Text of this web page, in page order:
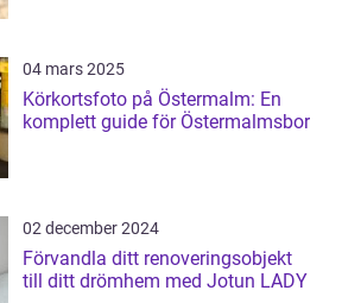
04 mars 2025
Körkortsfoto på Östermalm: En
komplett guide för Östermalmsbor
02 december 2024
Förvandla ditt renoveringsobjekt
till ditt drömhem med Jotun LADY